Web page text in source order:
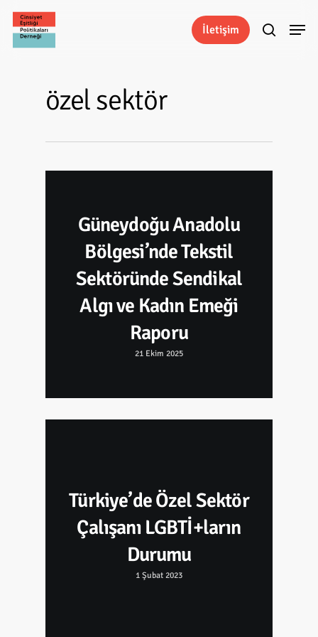
Skip
main
İletişim search
Menu
özel sektör
Güneydoğu Anadolu
Bölgesi’nde Tekstil
Sektöründe Sendikal
Algı ve Kadın Emeği
Raporu
21 Ekim 2025
Türkiye’de Özel Sektör
Çalışanı LGBTİ+ların
Durumu
1 Şubat 2023